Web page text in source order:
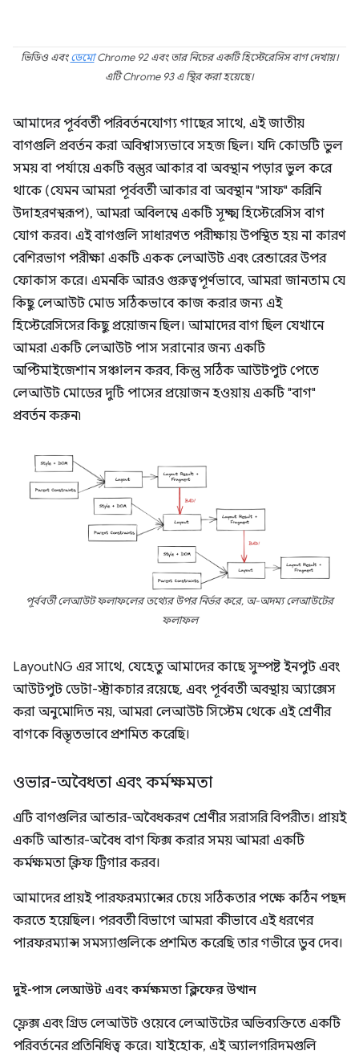
ভিডিও এবংডেমোChrome 92 এবং তার নিচের একটি হিস্টেরেসিস বাগ দেখায়।
এটি Chrome 93 এ স্থির করা হয়েছে।
আমাদের পূর্ববর্তী পরিবর্তনযোগ্য গাছের সাথে, এই জাতীয়
বাগগুলি প্রবর্তন করা অবিশ্বাস্যভাবে সহজ ছিল। যদি কোডটি ভুল
সময় বা পর্যায়ে একটি বস্তুর আকার বা অবস্থান পড়ার ভুল করে
থাকে (যেমন আমরা পূর্ববর্তী আকার বা অবস্থান "সাফ" করিনি
উদাহরণস্বরূপ), আমরা অবিলম্বে একটি সূক্ষ্ম হিস্টেরেসিস বাগ
যোগ করব। এই বাগগুলি সাধারণত পরীক্ষায় উপস্থিত হয় না কারণ
বেশিরভাগ পরীক্ষা একটি একক লেআউট এবং রেন্ডারের উপর
ফোকাস করে। এমনকি আরও গুরুত্বপূর্ণভাবে, আমরা জানতাম যে
কিছু লেআউট মোড সঠিকভাবে কাজ করার জন্য এই
হিস্টেরেসিসের কিছু প্রয়োজন ছিল। আমাদের বাগ ছিল যেখানে
আমরা একটি লেআউট পাস সরানোর জন্য একটি
অপ্টিমাইজেশান সঞ্চালন করব, কিন্তু সঠিক আউটপুট পেতে
লেআউট মোডের দুটি পাসের প্রয়োজন হওয়ায় একটি "বাগ"
প্রবর্তন করুন৷
পূর্ববর্তী লেআউট ফলাফলের তথ্যের উপর নির্ভর করে, অ-অদম্য লেআউটের
ফলাফল
LayoutNG এর সাথে, যেহেতু আমাদের কাছে সুস্পষ্ট ইনপুট এবং
আউটপুট ডেটা-স্ট্রাকচার রয়েছে, এবং পূর্ববর্তী অবস্থায় অ্যাক্সেস
করা অনুমোদিত নয়, আমরা লেআউট সিস্টেম থেকে এই শ্রেণীর
বাগকে বিস্তৃতভাবে প্রশমিত করেছি।
ওভার-অবৈধতা এবং কর্মক্ষমতা
এটি বাগগুলির আন্ডার-অবৈধকরণ শ্রেণীর সরাসরি বিপরীত। প্রায়ই
একটি আন্ডার-অবৈধ বাগ ফিক্স করার সময় আমরা একটি
কর্মক্ষমতা ক্লিফ ট্রিগার করব।
আমাদের প্রায়ই পারফরম্যান্সের চেয়ে সঠিকতার পক্ষে কঠিন পছন্দ
করতে হয়েছিল। পরবর্তী বিভাগে আমরা কীভাবে এই ধরণের
পারফরম্যান্স সমস্যাগুলিকে প্রশমিত করেছি তার গভীরে ডুব দেব।
দুই-পাস লেআউট এবং কর্মক্ষমতা ক্লিফের উত্থান
ফ্লেক্স এবং গ্রিড লেআউট ওয়েবে লেআউটের অভিব্যক্তিতে একটি
পরিবর্তনের প্রতিনিধিত্ব করে। যাইহোক, এই অ্যালগরিদমগুলি